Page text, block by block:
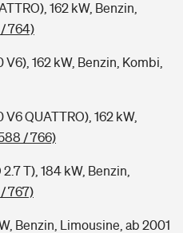
162 kW, Benzin,
764)
162 kW, Benzin, Kombi,
QUATTRO), 162 kW,
/ 766)
T), 184 kW, Benzin,
767)
Benzin, Limousine, ab 2001